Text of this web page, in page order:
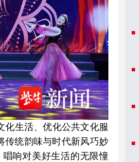
化生活、优化公共文化服
传统韵味与时代新风巧妙
响对美好生活的无限憧